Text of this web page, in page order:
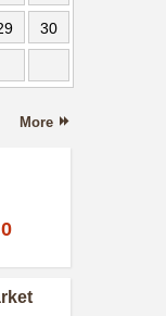
30
More
0